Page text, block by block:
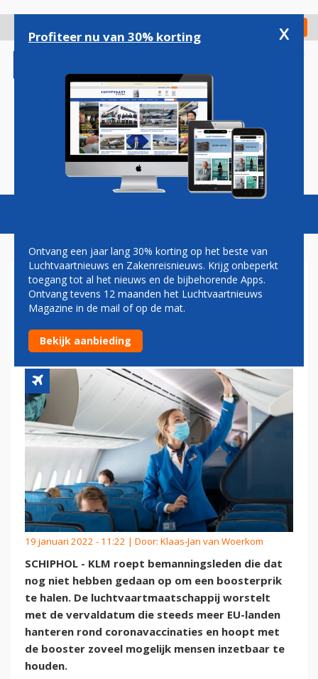
gaan
Check in
Magazine Podcasts Vacatures
KLM ROEPT
BEMANNINGSLEDEN OP OM
BOOSTERPRIK TE HALEN
19 januari 2022 - 11:22 | Door: Klaas-Jan van Woerkom
SCHIPHOL - KLM roept bemanningsleden die dat
nog niet hebben gedaan op om een boosterprik
te halen. De luchtvaartmaatschappij worstelt
met de vervaldatum die steeds meer EU-landen
hanteren rond coronavaccinaties en hoopt met
de booster zoveel mogelijk mensen inzetbaar te
houden.
Profiteer nu van 30% korting x
Ontvang een jaar lang 30% korting op het beste van
Luchtvaartnieuws en Zakenreisnieuws. Krijg onbeperkt
toegang tot al het nieuws en de bijbehorende Apps.
Ontvang tevens 12 maanden het Luchtvaartnieuws
Magazine in de mail of op de mat.
Bekijk aanbieding